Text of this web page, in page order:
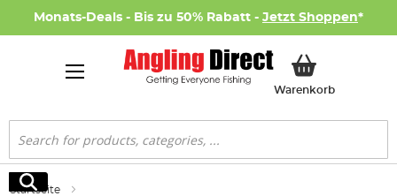
Monats-Deals - Bis zu 50% Rabatt - Jetzt Shoppen*
WarenkorbMein
Suche
Suche
Startseite